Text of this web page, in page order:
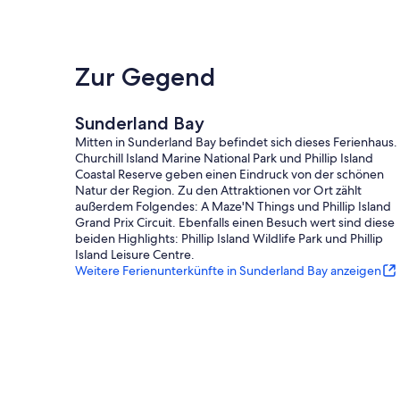
Zur Gegend
Sunderland Bay
Mitten in Sunderland Bay befindet sich dieses Ferienhaus.
Churchill Island Marine National Park und Phillip Island
Coastal Reserve geben einen Eindruck von der schönen
Natur der Region. Zu den Attraktionen vor Ort zählt
außerdem Folgendes: A Maze'N Things und Phillip Island
Grand Prix Circuit. Ebenfalls einen Besuch wert sind diese
beiden Highlights: Phillip Island Wildlife Park und Phillip
Island Leisure Centre.
Weitere Ferienunterkünfte in Sunderland Bay anzeigen